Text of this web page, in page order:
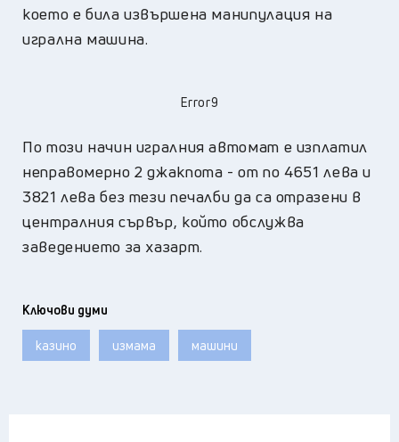
което е била извършена манипулация на
игрална машина.
Error9
По този начин игралния автомат е изплатил
неправомерно 2 джакпота - от по 4651 лева и
3821 лева без тези печалби да са отразени в
централния сървър, който обслужва
заведението за хазарт.
Ключови думи
казино измама машини